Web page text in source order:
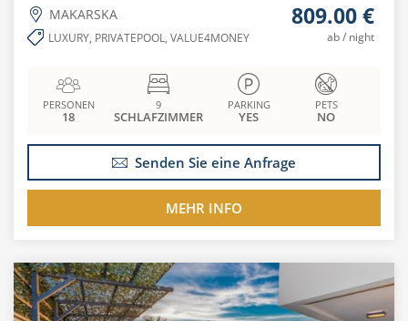
MAKARSKA
LUXURY, PRIVATEPOOL, VALUE4MONEY
809.00 €
ab / night
PERSONEN
18
9
SCHLAFZIMMER
PARKING
YES
PETS
NO
Senden Sie eine Anfrage
MEHR INFO